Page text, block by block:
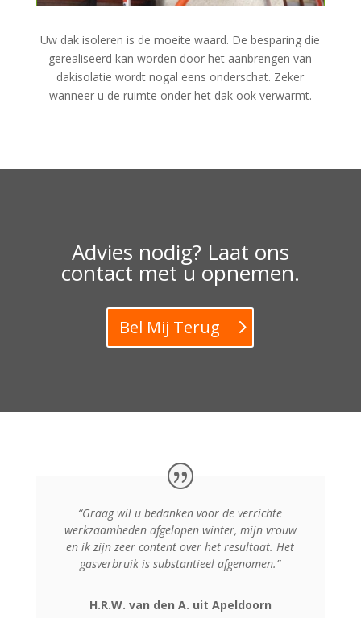
Uw dak isoleren is de moeite waard. De besparing die
gerealiseerd kan worden door het aanbrengen van
dakisolatie wordt nogal eens onderschat. Zeker
wanneer u de ruimte onder het dak ook verwarmt.
Advies nodig? Laat ons
contact met u opnemen.
Bel Mij Terug
“Graag wil u bedanken voor de verrichte
werkzaamheden afgelopen winter, mijn vrouw
en ik zijn zeer content over het resultaat. Het
gasverbruik is substantieel afgenomen.”
H.R.W. van den A. uit Apeldoorn